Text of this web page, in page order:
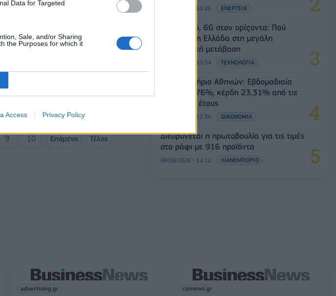
Data for Targeted
Sale, and/or Sharing
the Purposes for which it
Access Privacy Policy
ΕΠΙΧΕΙΡΗΣΕΙΣ
για ασφαλή ταξίδια
9 10 Επόμενο Τέλος
08/08/2026 - 10:26 ΕΝΕΡΓΕΙΑ
5G παντού, 6G στον ορίζοντα: Πού
βρίσκεται η Ελλάδα στη μεγάλη
τεχνολογική μετάβαση
08/08/2026 - 10:54 ΤΕΧΝΟΛΟΓΙΑ
Χρηματιστήριο Αθηνών: Εβδομαδιαία
άνοδος 1,76%, κέρδη 23,31% από τις
αρχές του έτους
08/08/2026 - 12:36 ΟΙΚΟΝΟΜΙΑ
Διευρύνεται η πρωτοβουλία για τις τιμές
στο ράφι με 916 προϊόντα
08/08/2026 - 12:12 ΛΙΑΝΕΜΠΟΡΙΟ
advertising.gr csrnews.gr